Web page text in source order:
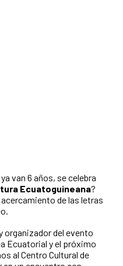
van 6 años, se celebra
Ecuatoguineana?
de las letras
organizador del evento
Ecuatorial y el próximo
al Centro Cultural de